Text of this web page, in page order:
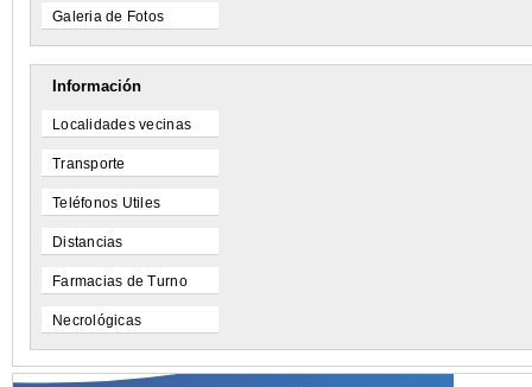
Galeria de Fotos
Información
Localidades vecinas
Transporte
Teléfonos Utiles
Distancias
Farmacias de Turno
Necrológicas